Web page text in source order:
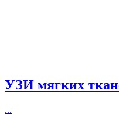
УЗИ мягких
...